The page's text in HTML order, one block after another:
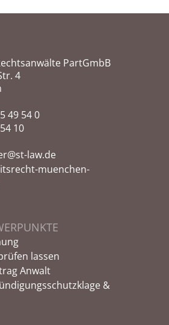
PartGmbB
4
49 54 0
10
law.de
muenchen-
lassen
Anwalt
&